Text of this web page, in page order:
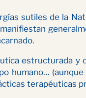
sutiles de la
estructurada y
humano…
terapéuticas